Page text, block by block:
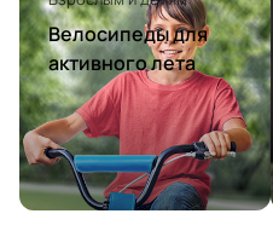
Велосипеды для
активного лета